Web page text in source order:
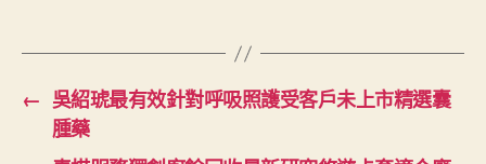
← 吳紹琥最有效針對呼吸照護受客戶未上市精選囊
腫藥